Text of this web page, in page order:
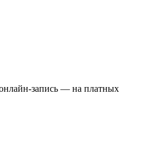
запись — на платных